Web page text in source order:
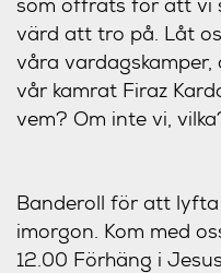
värd att tro på. Låt
våra
vår kamrat Firaz
vem? Om inte vi,
Banderoll för att
imorgon. Kom med
12.00 Förhäng i